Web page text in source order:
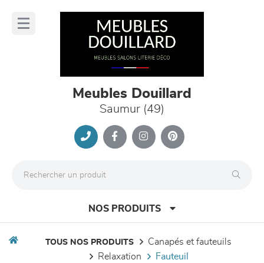
Meubles Douillard
Saumur (49)
NOS PRODUITS
TOUS NOS PRODUITS
canapés et fauteuils
relaxation
fauteuil